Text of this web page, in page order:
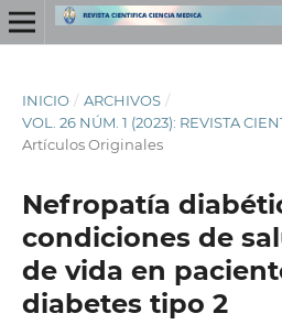
INICIO / ARCHIVOS /
VOL. 26 NÚM. 1 (2023): REVISTA
Artículos Originales
Nefropatía
condiciones de
de vida en
diabetes tipo 2